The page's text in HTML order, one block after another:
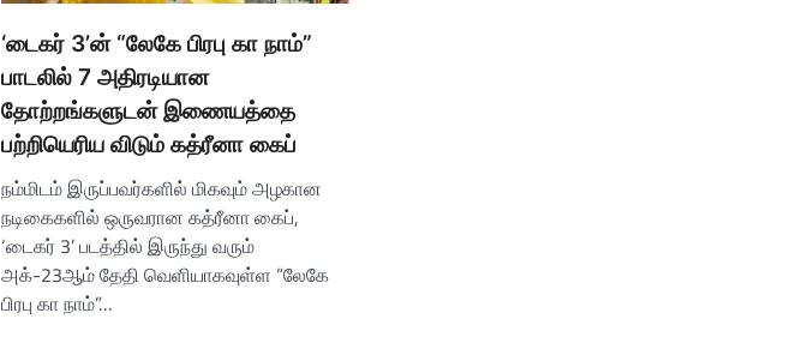
‘டைகர் 3’ன் “லேகே பிரபு கா நாம்”
பாடலில் 7 அதிரடியான
தோற்றங்களுடன் இணையத்தை
பற்றியெரிய விடும் கத்ரீனா கைப்
நம்மிடம் இருப்பவர்களில் மிகவும் அழகான
நடிகைகளில் ஒருவரான கத்ரீனா கைப்,
‘டைகர் 3’ படத்தில் இருந்து வரும்
அக்-23ஆம் தேதி வெளியாகவுள்ள “லேகே
பிரபு கா நாம்”…